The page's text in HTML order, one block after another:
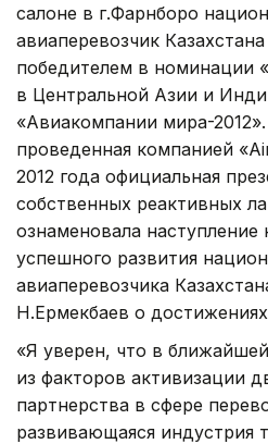
салоне в г.Фарнборо
авиаперевозчик
победителем в номинации
в Центральной Азии и
«Авиакомпании мира-
проведенная компанией
2012 года официальная
собственных реактивных
ознаменовала наступление
успешного развития
авиаперевозчика
Н.Ермекбаев о
«Я уверен, что в
из факторов активизации
партнерства в сфере
развивающаяся индустрия